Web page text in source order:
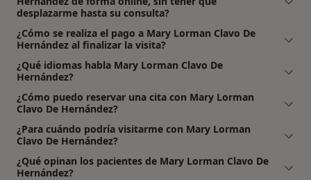
desplazarme hasta su consulta?
¿Cómo se realiza el pago a Mary Lorman Clavo De
Hernández al finalizar la visita?
¿Qué idiomas habla Mary Lorman Clavo De
Hernández?
¿Cómo puedo reservar una cita con Mary Lorman
Clavo De Hernández?
¿Para cuándo podría visitarme con Mary Lorman
Clavo De Hernández?
¿Qué opinan los pacientes de Mary Lorman Clavo De
Hernández?